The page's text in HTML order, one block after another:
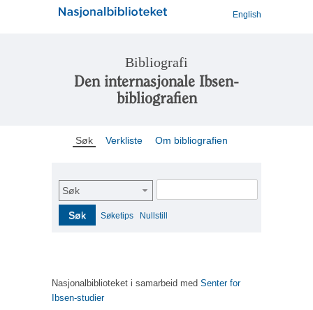
English
Bibliografi
Den internasjonale Ibsen-
bibliografien
Søk Verkliste Om bibliografien
Søk
Søk Søketips Nullstill
Nasjonalbiblioteket i samarbeid med Senter for
Ibsen-studier